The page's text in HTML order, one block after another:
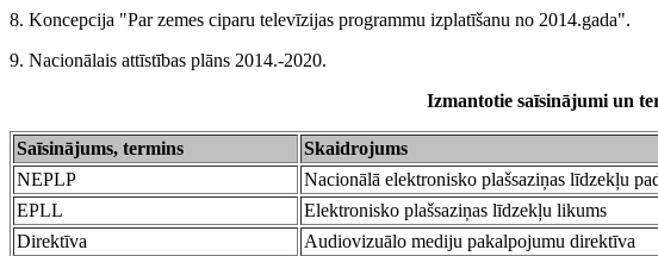
8. Koncepcija "Par zemes ciparu televīzijas programmu izplatīšanu no 2014.gada".
9. Nacionālais attīstības plāns 2014.-2020.
Izmantotie saīsinājumi un
Saīsinājums, termins
Skaidrojums
NEPLP
Nacionālā elektronisko plašsaziņas līdzekļu
EPLL
Elektronisko plašsaziņas līdzekļu likums
Direktīva
Audiovizuālo mediju pakalpojumu direktīva